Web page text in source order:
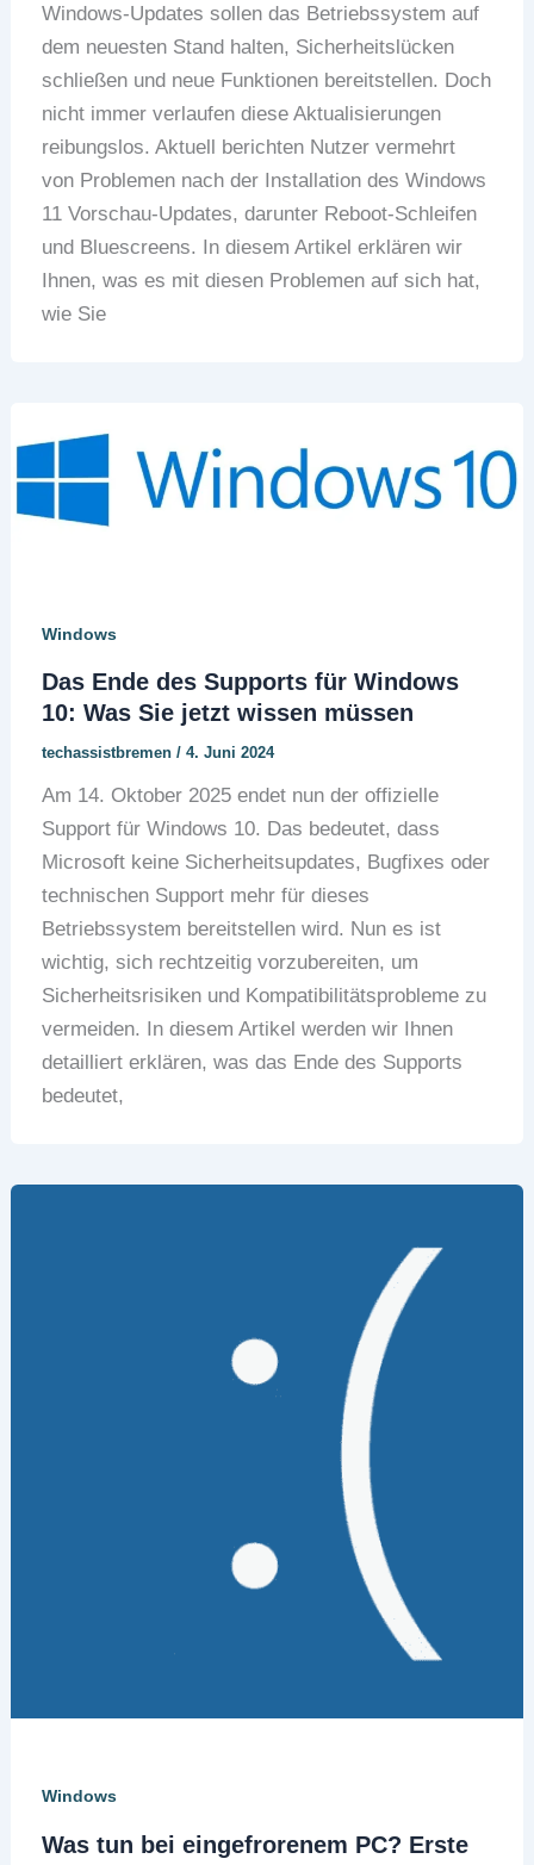
Windows-Updates sollen das Betriebssystem auf
dem neuesten Stand halten, Sicherheitslücken
schließen und neue Funktionen bereitstellen. Doch
nicht immer verlaufen diese Aktualisierungen
reibungslos. Aktuell berichten Nutzer vermehrt
von Problemen nach der Installation des Windows
11 Vorschau-Updates, darunter Reboot-Schleifen
und Bluescreens. In diesem Artikel erklären wir
Ihnen, was es mit diesen Problemen auf sich hat,
wie Sie
Windows
Das Ende des Supports für Windows
10: Was Sie jetzt wissen müssen
techassistbremen / 4. Juni 2024
Am 14. Oktober 2025 endet nun der offizielle
Support für Windows 10. Das bedeutet, dass
Microsoft keine Sicherheitsupdates, Bugfixes oder
technischen Support mehr für dieses
Betriebssystem bereitstellen wird. Nun es ist
wichtig, sich rechtzeitig vorzubereiten, um
Sicherheitsrisiken und Kompatibilitätsprobleme zu
vermeiden. In diesem Artikel werden wir Ihnen
detailliert erklären, was das Ende des Supports
bedeutet,
Windows
Was tun bei eingefrorenem PC? Erste